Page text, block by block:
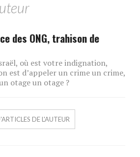
des ONG, trahison de
où est votre indignation,
est d’appeler un crime un crime,
otage un otage ?
DE L'AUTEUR